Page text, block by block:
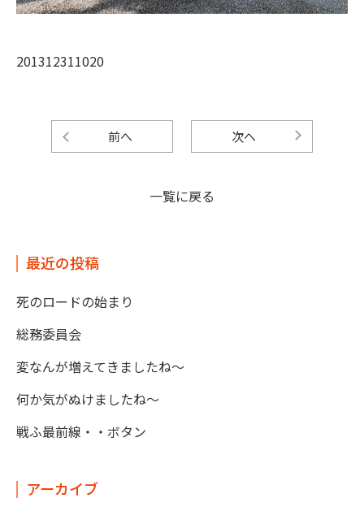
201312311020
前へ 次へ
一覧に戻る
最近の投稿
死のロードの始まり
総務委員会
変なんが増えてきましたね～
何か気がぬけましたね～
戦ふ最前線・・ボタン
アーカイブ